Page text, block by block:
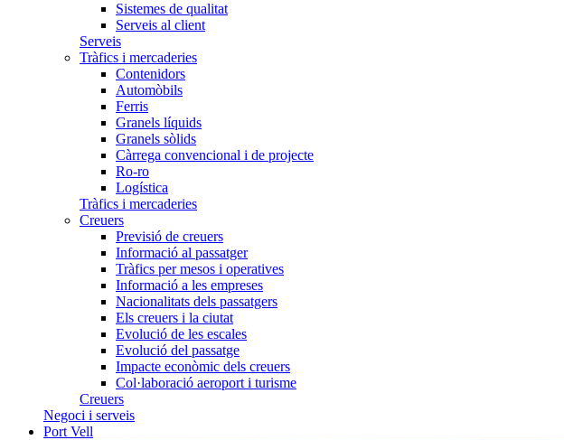
Sistemes de qualitat
Serveis al client
Serveis
Tràfics i mercaderies
Contenidors
Automòbils
Ferris
Granels líquids
Granels sòlids
Càrrega convencional i de projecte
Ro-ro
Logística
Tràfics i mercaderies
Creuers
Previsió de creuers
Informació al passatger
Tràfics per mesos i operatives
Informació a les empreses
Nacionalitats dels passatgers
Els creuers i la ciutat
Evolució de les escales
Evolució del passatge
Impacte econòmic dels creuers
Col·laboració aeroport i turisme
Creuers
Negoci i serveis
Port Vell